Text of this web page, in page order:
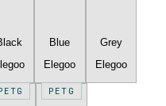
Blue
Elegoo
Grey
Elegoo
PETG